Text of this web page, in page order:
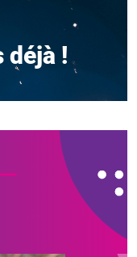
déjà !